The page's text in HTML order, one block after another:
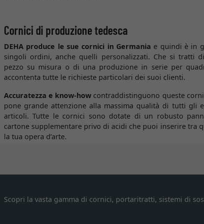
Cornici di produzione tedesca
DEHA produce le sue cornici in Germania e quindi è in
singoli ordini, anche quelli personalizzati. Che si tratti
pezzo su misura o di una produzione in serie per
accontenta tutte le richieste particolari dei suoi clienti.
Accuratezza e know-how contraddistinguono queste
pone grande attenzione alla massima qualità di tutti gli
articoli. Tutte le cornici sono dotate di un robusto
cartone supplementare privo di acidi che puoi inserire tra
la tua opera d’arte.
Scopri la vasta gamma di cornici, portaritratti, sistemi di